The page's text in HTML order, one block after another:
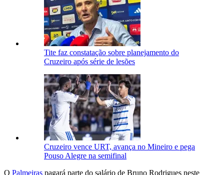
Tite faz constatação sobre planejamento do
Cruzeiro após série de lesões
Cruzeiro vence URT, avança no Mineiro e pega
Pouso Alegre na semifinal
O Palmeiras pagará parte do salário de Bruno Rodrigues neste